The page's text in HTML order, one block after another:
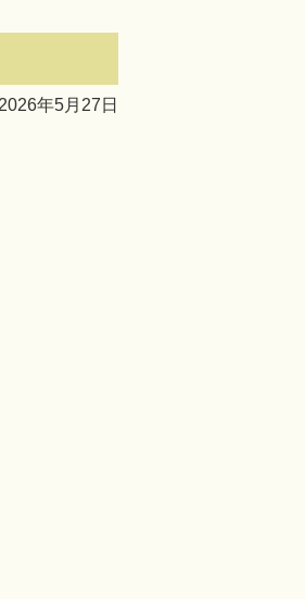
年5月27日